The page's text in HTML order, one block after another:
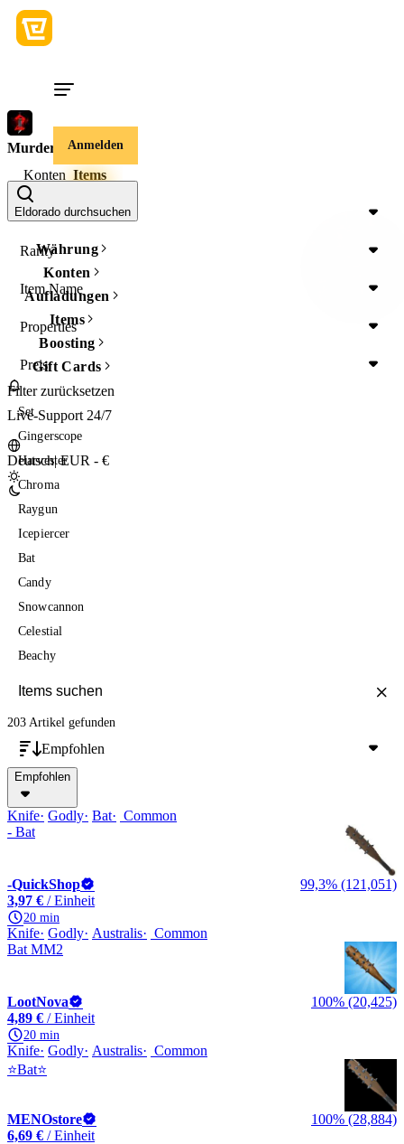
Anmelden
Eldorado durchsuchen
Währung
Konten
Aufladungen
Items
Boosting
Gift Cards
Live-Support 24/7
Deutsch|EUR - €
Murder Mystery 2
Konten Items
Item Type
Rarity
Item Name
Properties
Preis
Filter zurücksetzen
Set
Gingerscope
Harvester
Chroma
Raygun
Icepiercer
Bat
Candy
Snowcannon
Celestial
Beachy
203 Artikel gefunden
Empfohlen
Empfohlen
Knife Godly Bat
Common
- Bat
-QuickShop
99,3% (121,051)
3,97 € / Einheit
20 min
Knife Godly Australis
Common
Bat MM2
LootNova
100% (20,425)
4,89 € / Einheit
20 min
Knife Godly Australis
Common
⭐Bat⭐
MENOstore
100% (28,884)
6,69 € / Einheit